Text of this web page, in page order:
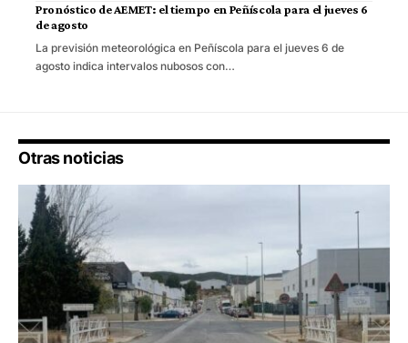
Pronóstico de AEMET: el tiempo en Peñíscola para el jueves 6
de agosto
La previsión meteorológica en Peñíscola para el jueves 6 de
agosto indica intervalos nubosos con…
Otras noticias